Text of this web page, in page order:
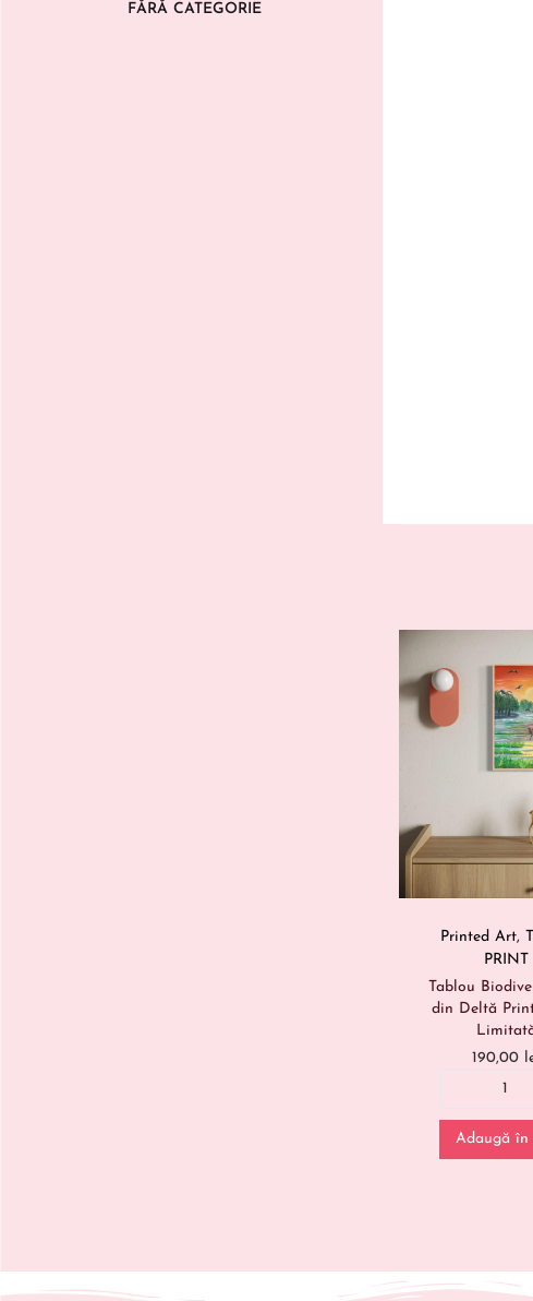
Printed Art,
PRINT
Tablou
din Deltă
190,00
Adaugă în
FĂRĂ CATEGORIE